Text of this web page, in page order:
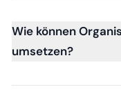
Wie können
umsetzen?